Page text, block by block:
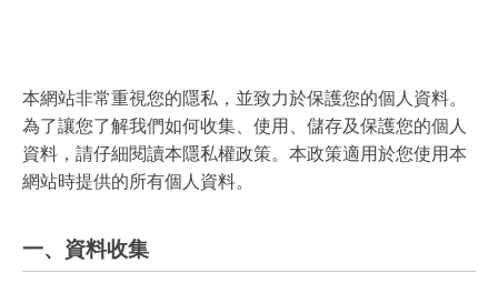
本網站非常重視您的隱私，並致力於保護您的個人資料。
為了讓您了解我們如何收集、使用、儲存及保護您的個人
資料，請仔細閱讀本隱私權政策。本政策適用於您使用本
網站時提供的所有個人資料。
一、資料收集